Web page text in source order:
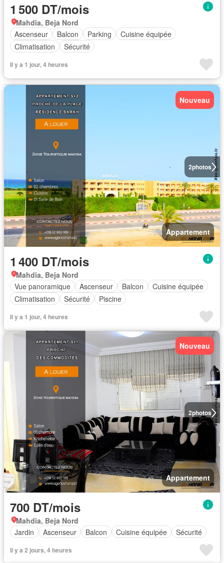
1 500 DT/mois
Mahdia, Beja Nord
Ascenseur
Balcon Parking
Cuisine équipée
Climatisation
Sécurité
Il y a 1 jour, 4 heures
2photos
Nouveau
Appartement
1 400 DT/mois
Mahdia, Beja Nord
Vue panoramique
Ascenseur Balcon
Cuisine équipée
Climatisation
Sécurité Piscine
Il y a 1 jour, 4 heures
2photos
Nouveau
Appartement
700 DT/mois
Mahdia, Beja Nord
Jardin
Ascenseur Balcon Cuisine équipée Sécurité
Il y a 2 jours, 4 heures